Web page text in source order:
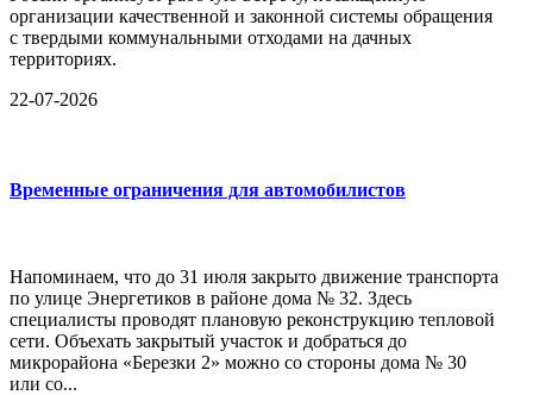
организации качественной и законной системы обращения
с твердыми коммунальными отходами на дачных
территориях.
22-07-2026
Временные ограничения для автомобилистов
Напоминаем, что до 31 июля закрыто движение транспорта
по улице Энергетиков в районе дома № 32. Здесь
специалисты проводят плановую реконструкцию тепловой
сети. Объехать закрытый участок и добраться до
микрорайона «Березки 2» можно со стороны дома № 30
или со...